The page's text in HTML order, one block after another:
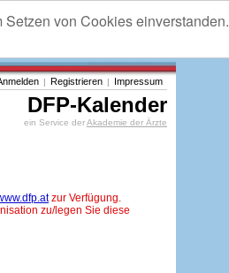
von Cookies einverstanden.
| Registrieren | Impressum
DFP-Kalender
ein Service derAkademie der Ärzte
zur Verfügung.
zu/legen Sie diese